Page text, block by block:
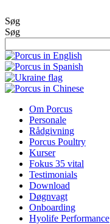
til
indhold
Søg
Søg
Om Porcus
Personale
Rådgivning
Porcus Poultry
Kurser
Fokus 35 vital
Testimonials
Download
Døgnvagt
Onboarding
Hyolife Performance